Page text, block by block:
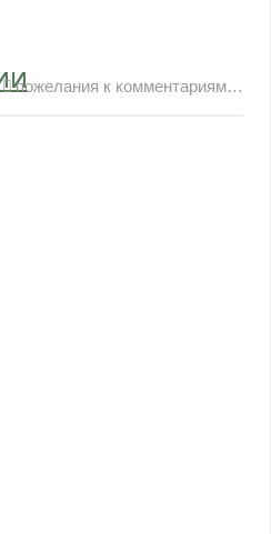
пожелания к комментариям…